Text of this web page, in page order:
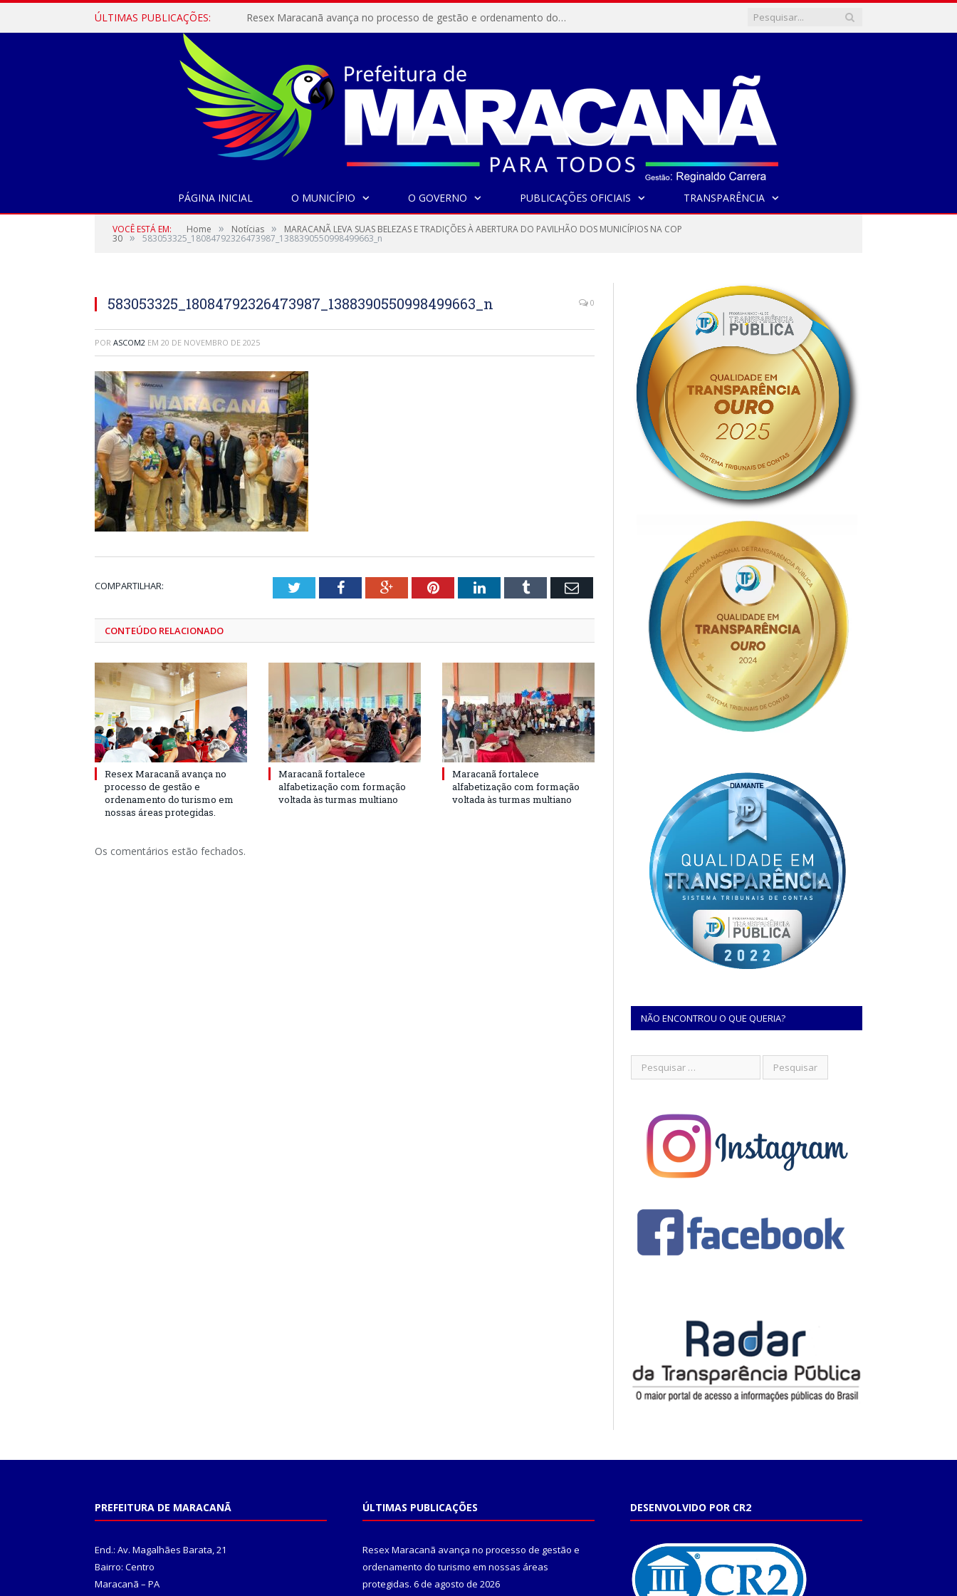
ÚLTIMAS PUBLICAÇÕES: Resex Maracanã avança no processo de gestão e ordenamento do turismo em nossas áreas protegidas.
PÁGINA INICIAL O MUNICÍPIO O GOVERNO PUBLICAÇÕES OFICIAIS TRANSPARÊNCIA
VOCÊ ESTÁ EM: Home » Notícias » MARACANÃ LEVA SUAS BELEZAS E TRADIÇÕES À ABERTURA DO PAVILHÃO DOS MUNICÍPIOS NA COP
30 » 583053325_18084792326473987_1388390550998499663_n
583053325_18084792326473987_1388390550998499663_n 0
POR ASCOM2 EM 20 DE NOVEMBRO DE 2025
COMPARTILHAR: TwitterFacebookGoogle+PinterestLinkedInTumblr Email
CONTEÚDO RELACIONADO
Resex Maracanã avança no
processo de gestão e
ordenamento do turismo em
nossas áreas protegidas.
Maracanã fortalece
alfabetização com formação
voltada às turmas multiano
Maracanã fortalece
alfabetização com formação
voltada às turmas multiano
Os comentários estão fechados.
NÃO ENCONTROU O QUE QUERIA?
PREFEITURA DE MARACANÃ
End.: Av. Magalhães Barata, 21
Bairro: Centro
Maracanã – PA
ÚLTIMAS PUBLICAÇÕES
Resex Maracanã avança no processo de gestão e
ordenamento do turismo em nossas áreas
protegidas. 6 de agosto de 2026
DESENVOLVIDO POR CR2